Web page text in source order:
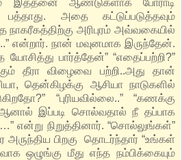
இத்தனை ஆண்டுகளாக போராடி
அதை கட்டுப்படுத்தவும்
அரிபுரம் அவ்வகையில்
என்றார். நான் மவுனமாக இருந்தேன்.
பார்த்தேன்” “எதைப்பற்றி?”
தீரா விழைவை பற்றி..அது தான்
தென்கிழக்கு ஆசியா நாடுகளில்
“புரியவில்லை..” “கணக்கு
இப்படி சொல்வதால் நீ தப்பாக
என்று நிறுத்தினார். “சொல்லுங்கள்”
அருந்திய பிறகு தொடர்ந்தார் “உங்கள்
ஒழுங்கு மீது எந்த நம்பிக்கையும்